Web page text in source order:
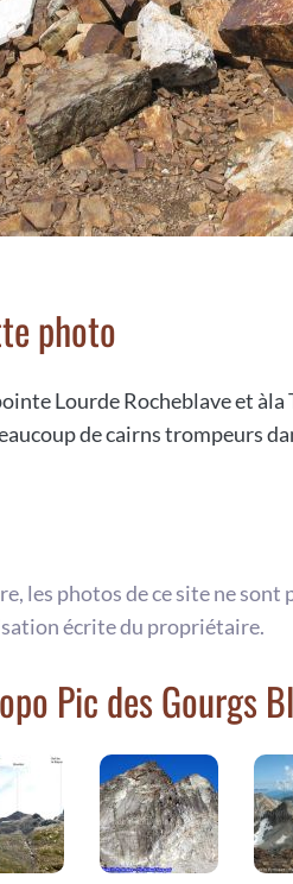
photo
Lourde Rocheblave et
de cairns trompeurs
les photos de ce site ne sont
écrite du propriétaire.
Pic des Gourgs